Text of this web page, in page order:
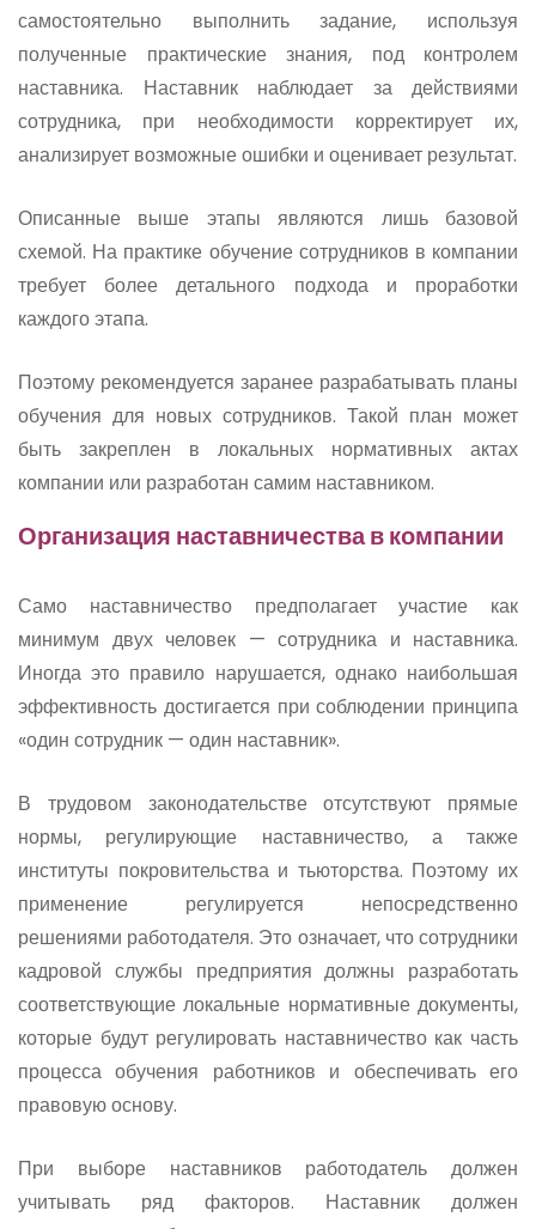
самостоятельно выполнить задание, используя
полученные практические знания, под контролем
наставника. Наставник наблюдает за действиями
сотрудника, при необходимости корректирует их,
анализирует возможные ошибки и оценивает результат.
Описанные выше этапы являются лишь базовой
схемой. На практике обучение сотрудников в компании
требует более детального подхода и проработки
каждого этапа.
Поэтому рекомендуется заранее разрабатывать планы
обучения для новых сотрудников. Такой план может
быть закреплен в локальных нормативных актах
компании или разработан самим наставником.
Организация наставничества в компании
Само наставничество предполагает участие как
минимум двух человек — сотрудника и наставника.
Иногда это правило нарушается, однако наибольшая
эффективность достигается при соблюдении принципа
«один сотрудник — один наставник».
В трудовом законодательстве отсутствуют прямые
нормы, регулирующие наставничество, а также
институты покровительства и тьюторства. Поэтому их
применение регулируется непосредственно
решениями работодателя. Это означает, что сотрудники
кадровой службы предприятия должны разработать
соответствующие локальные нормативные документы,
которые будут регулировать наставничество как часть
процесса обучения работников и обеспечивать его
правовую основу.
При выборе наставников работодатель должен
учитывать ряд факторов. Наставник должен